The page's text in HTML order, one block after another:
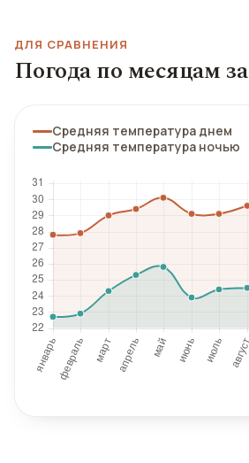
ДЛЯ СРАВНЕНИЯ
Погода по месяцам
Средняя температура днем
Средняя температура ночью